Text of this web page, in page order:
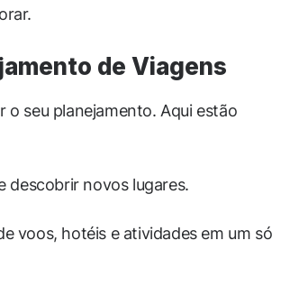
de Viagens
seu planejamento. Aqui estão
descobrir novos lugares.
voos, hotéis e atividades em um só